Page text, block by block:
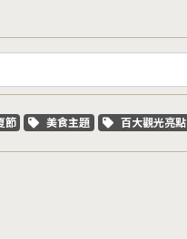
字標籤
節 關鍵字標籤
美食主題 關鍵字標籤
百大觀光亮點